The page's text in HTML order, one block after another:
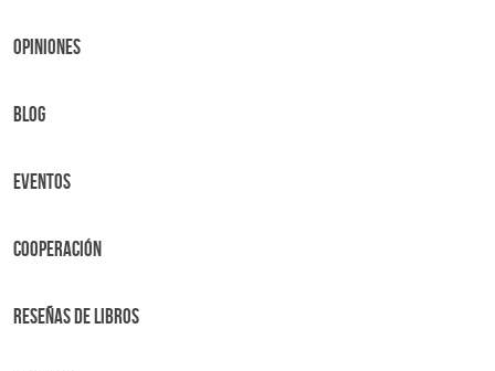
OPINIONES
BLOG
Eventos
Cooperación
Reseñas de libros